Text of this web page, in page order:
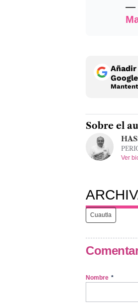
—
Añadir
Sobre el
Ver
Cuautla
Nombre *